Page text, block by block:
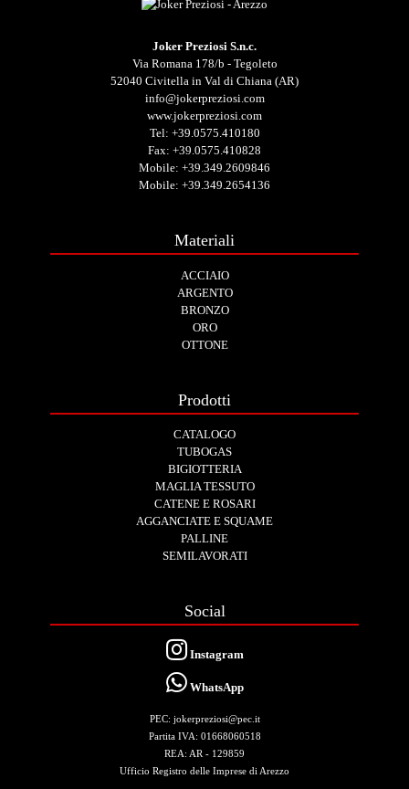
Joker Preziosi S.n.c.
Via Romana 178/b - Tegoleto
52040 Civitella in Val di Chiana (AR)
info@jokerpreziosi.com
www.jokerpreziosi.com
Tel: +39.0575.410180
Fax: +39.0575.410828
Mobile: +39.349.2609846
Mobile: +39.349.2654136
Materiali
ACCIAIO
ARGENTO
BRONZO
ORO
OTTONE
Prodotti
CATALOGO
TUBOGAS
BIGIOTTERIA
MAGLIA TESSUTO
CATENE E ROSARI
AGGANCIATE E SQUAME
PALLINE
SEMILAVORATI
Social
Instagram
WhatsApp
PEC: jokerpreziosi@pec.it
Partita IVA: 01668060518
REA: AR - 129859
Ufficio Registro delle Imprese di Arezzo